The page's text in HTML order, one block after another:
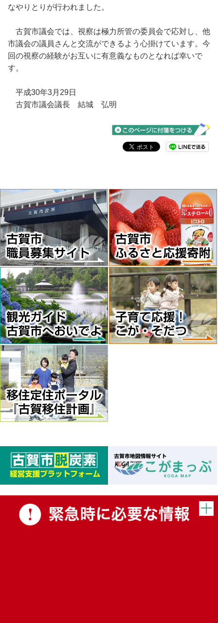
なやりとりが行われました。
古賀市議会では、視察は極力所管の委員会で応対し、他
市議会の議員さんと交流ができるよう心掛けています。今
回の視察の経験がお互いに有意義なものとなれば幸いで
す。
平成30年3月29日
古賀市議会議長 結城 弘明